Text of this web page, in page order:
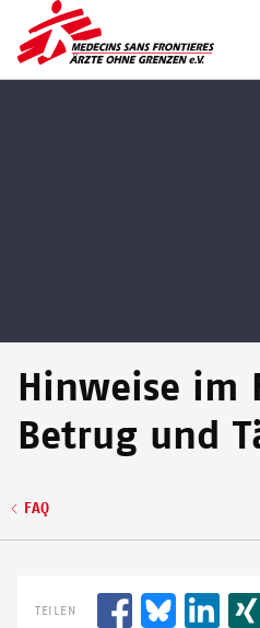
zum
Inhalt
Hinweise im
Betrug und
Pfadnavigation
FAQ
TEILEN